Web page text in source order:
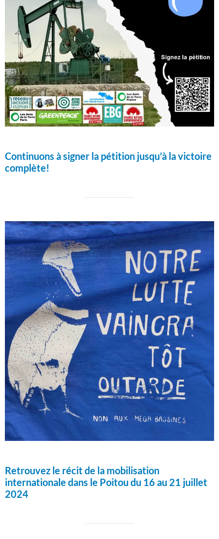
Continuons à signer la pétition jusqu'à la victoire
complète!
Retrouvez le récit de la mobilisation
internationale dans le Poitou du 16 au 21 juillet
2024